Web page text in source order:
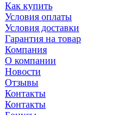
Как купить
Условия оплаты
Условия доставки
Гарантия на товар
Компания
О компании
Новости
Отзывы
Контакты
Контакты